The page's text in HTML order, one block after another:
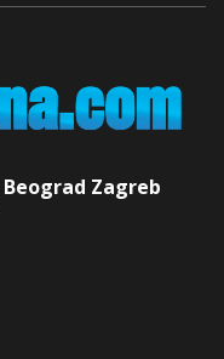
Zagreb